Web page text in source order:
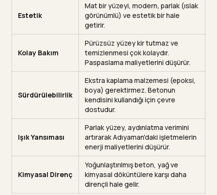
Estetik
Mat bir yüzeyi, modern, parlak (ıslak
görünümlü) ve estetik bir hale
getirir.
Kolay Bakım
Pürüzsüz yüzey kir tutmaz ve
temizlenmesi çok kolaydır.
Paspaslama maliyetlerini düşürür.
Sürdürülebilirlik
Ekstra kaplama malzemesi (epoksi,
boya) gerektirmez. Betonun
kendisini kullandığı için çevre
dostudur.
Işık Yansıması
Parlak yüzey, aydınlatma verimini
artırarak Adıyaman'daki işletmelerin
enerji maliyetlerini düşürür.
Kimyasal Direnç
Yoğunlaştırılmış beton, yağ ve
kimyasal döküntülere karşı daha
dirençli hale gelir.